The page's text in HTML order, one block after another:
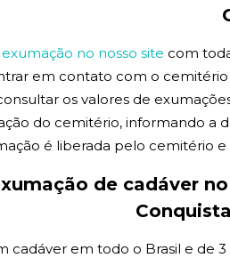
no nosso site com
em contato com o
os valores de
do cemitério, informando a
é liberada pelo cemitério
de cadáver
Conquista
cadáver em todo o Brasil e de